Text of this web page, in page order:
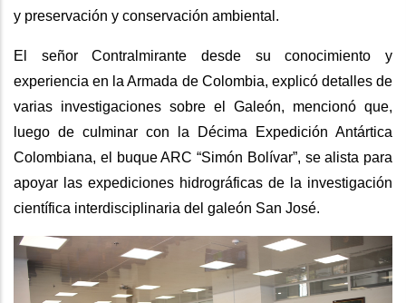
y preservación y conservación ambiental.
El señor Contralmirante desde su conocimiento y
experiencia en la Armada de Colombia, explicó detalles de
varias investigaciones sobre el Galeón, mencionó que,
luego de culminar con la Décima Expedición Antártica
Colombiana, el buque ARC “Simón Bolívar”, se alista para
apoyar las expediciones hidrográficas de la investigación
científica interdisciplinaria del galeón San José.